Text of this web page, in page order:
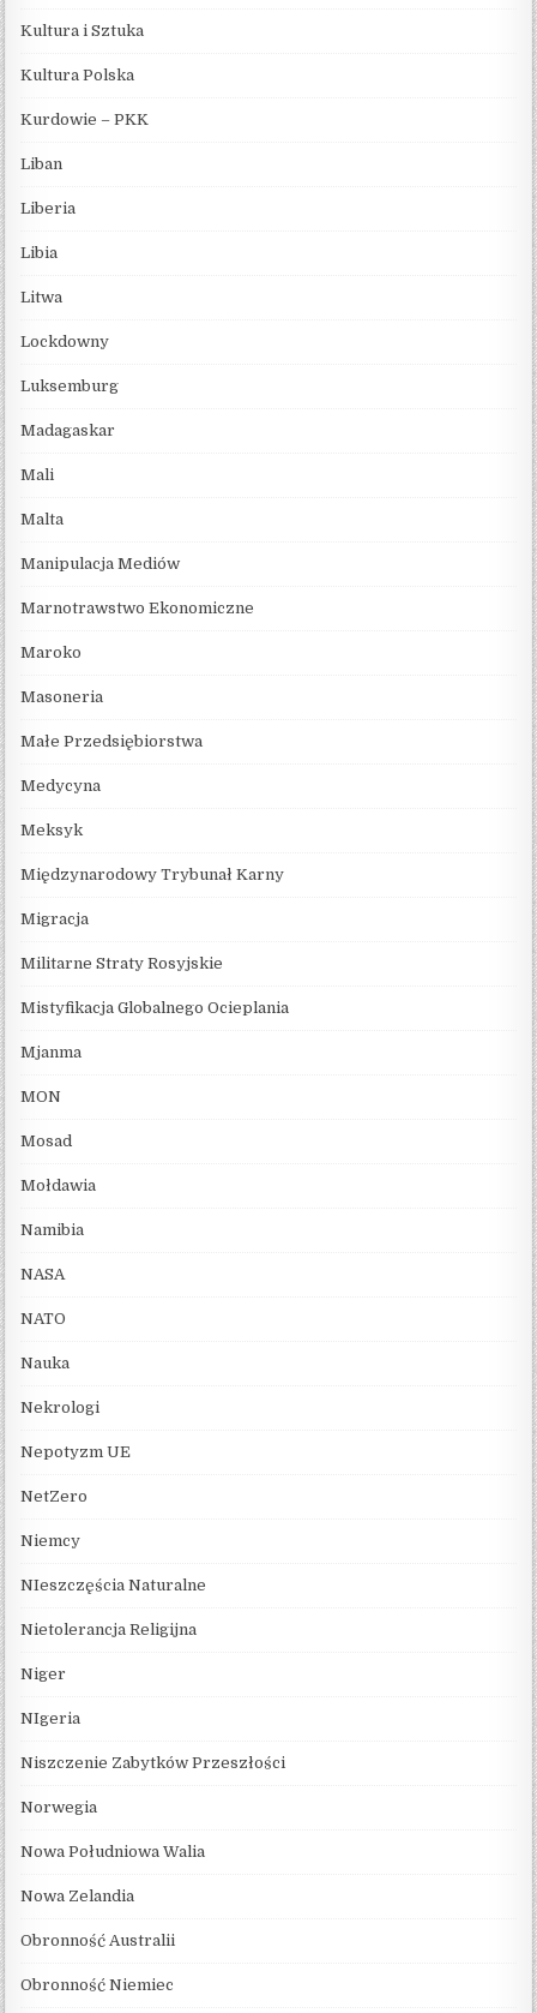
Kultura i Sztuka
Kultura Polska
Kurdowie – PKK
Liban
Liberia
Libia
Litwa
Lockdowny
Luksemburg
Madagaskar
Mali
Malta
Manipulacja Mediów
Marnotrawstwo Ekonomiczne
Maroko
Masoneria
Małe Przedsiębiorstwa
Medycyna
Meksyk
Międzynarodowy Trybunał Karny
Migracja
Militarne Straty Rosyjskie
Mistyfikacja Globalnego Ocieplania
Mjanma
MON
Mosad
Mołdawia
Namibia
NASA
NATO
Nauka
Nekrologi
Nepotyzm UE
NetZero
Niemcy
NIeszczęścia Naturalne
Nietolerancja Religijna
Niger
NIgeria
Niszczenie Zabytków Przeszłości
Norwegia
Nowa Południowa Walia
Nowa Zelandia
Obronność Australii
Obronność Niemiec